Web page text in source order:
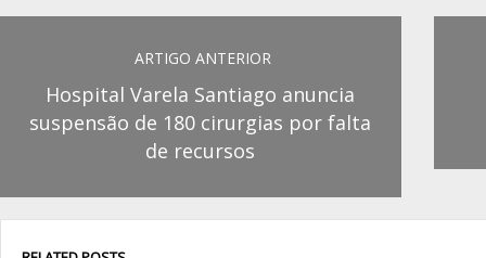
ARTIGO ANTERIOR
Hospital Varela Santiago anuncia
suspensão de 180 cirurgias por falta
de recursos